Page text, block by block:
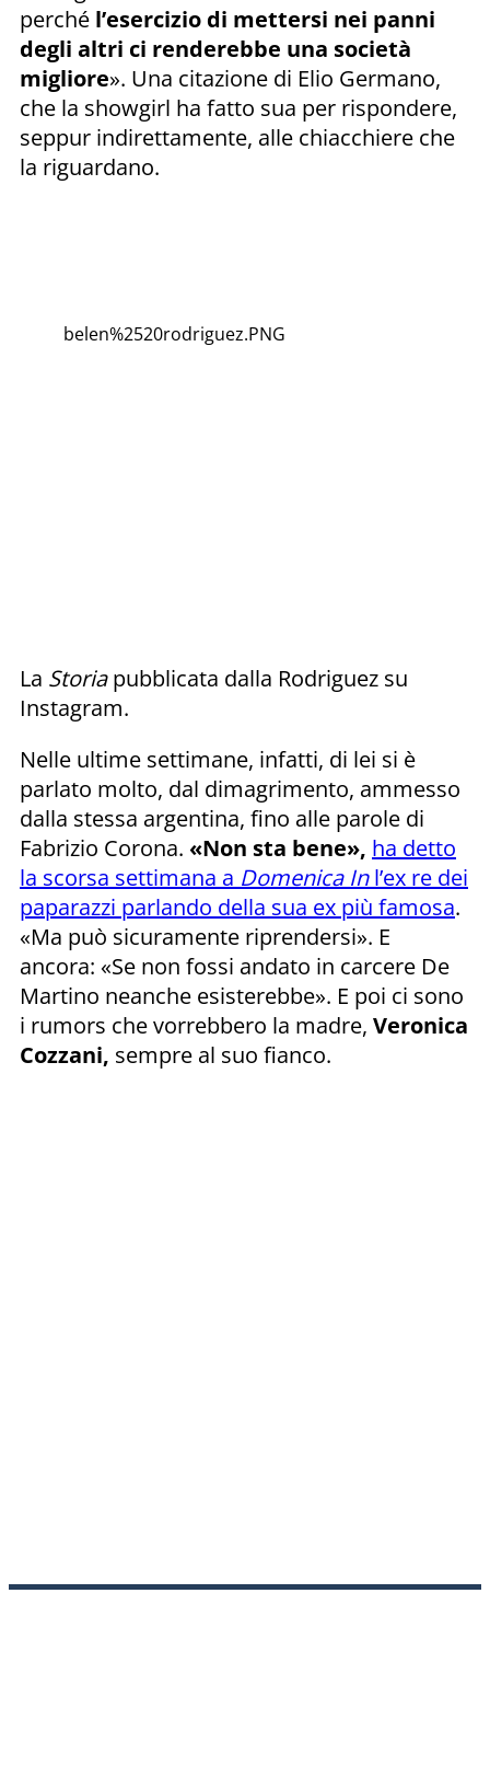
belen%2520rodriguez.PNG
perché l’esercizio di mettersi nei panni
degli altri ci renderebbe una società
migliore». Una citazione di Elio Germano,
che la showgirl ha fatto sua per rispondere,
seppur indirettamente, alle chiacchiere che
la riguardano.
La Storiapubblicata dalla Rodriguez su
Instagram.
Nelle ultime settimane, infatti, di lei si è
parlato molto, dal dimagrimento, ammesso
dalla stessa argentina, fino alle parole di
Fabrizio Corona. «Non sta bene», ha detto
la scorsa settimana a Domenica Inl’ex re dei
paparazzi parlando della sua ex più famosa.
«Ma può sicuramente riprendersi». E
ancora: «Se non fossi andato in carcere De
Martino neanche esisterebbe». E poi ci sono
i rumors che vorrebbero la madre, Veronica
Cozzani, sempre al suo fianco.